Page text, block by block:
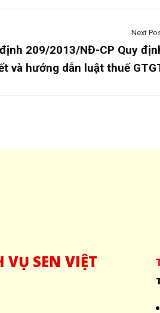
Next
209/2013/NĐ-CP Quy
và hướng dẫn luật thuế
SEN VIỆT